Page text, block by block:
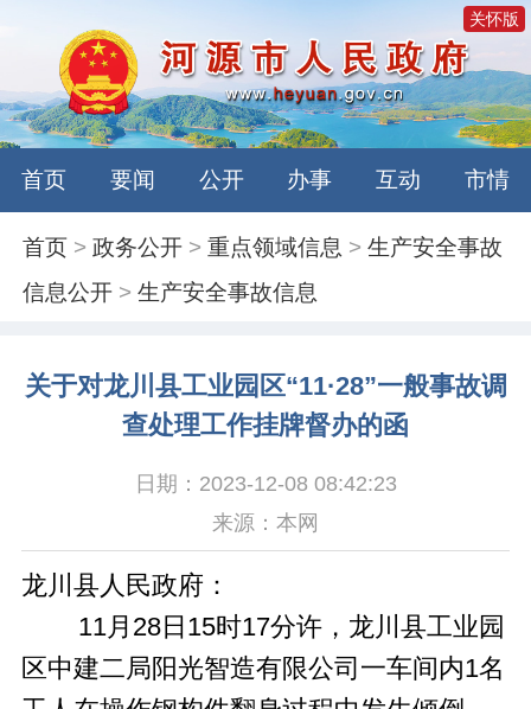
关怀版
首页 要闻 公开 办事 互动 市情
首页 >政务公开 >重点领域信息 >生产安全事故
信息公开 >生产安全事故信息
关于对龙川县工业园区“11·28”一般事故调
查处理工作挂牌督办的函
日期：2023-12-08 08:42:23
来源：本网
龙川县人民政府：
11月 28日 15时17分许，龙川县工业园
区中建二局阳光智造有限公司一车间内1名